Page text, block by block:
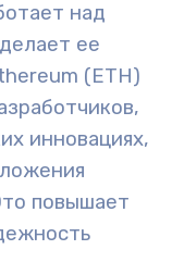
над
ее
(ETH)
инновациях,
повышает